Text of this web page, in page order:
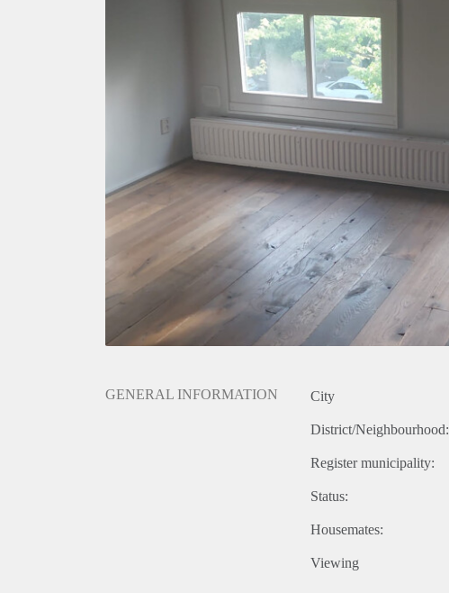
GENERAL INFORMATION City
District/Neighbourhood:
Register municipality:
Status:
Housemates:
Viewing